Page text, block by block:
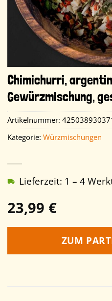
Chimichurri,
Gewürzmischung,
23,99 €
Lieferzeit: 1 – 4
ZUM
Artikelnummer:
Kategorie: Würzmischungen